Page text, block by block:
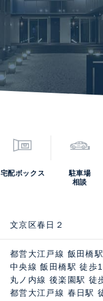
宅配ボックス
駐車場
相談
文京区春日２
都営大江戸線 飯田橋
中央線 飯田橋駅 徒歩
丸ノ内線 後楽園駅 徒
都営大江戸線 春日駅